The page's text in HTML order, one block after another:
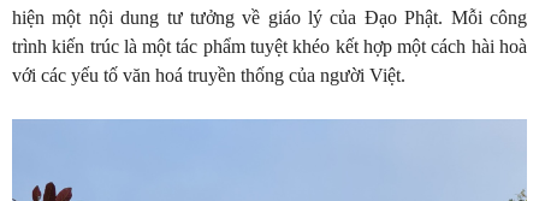
hiện một nội dung tư tưởng về giáo lý của Đạo Phật. Mỗi công
trình kiến trúc là một tác phẩm tuyệt khéo kết hợp một cách hài hoà
với các yếu tố văn hoá truyền thống của người Việt.